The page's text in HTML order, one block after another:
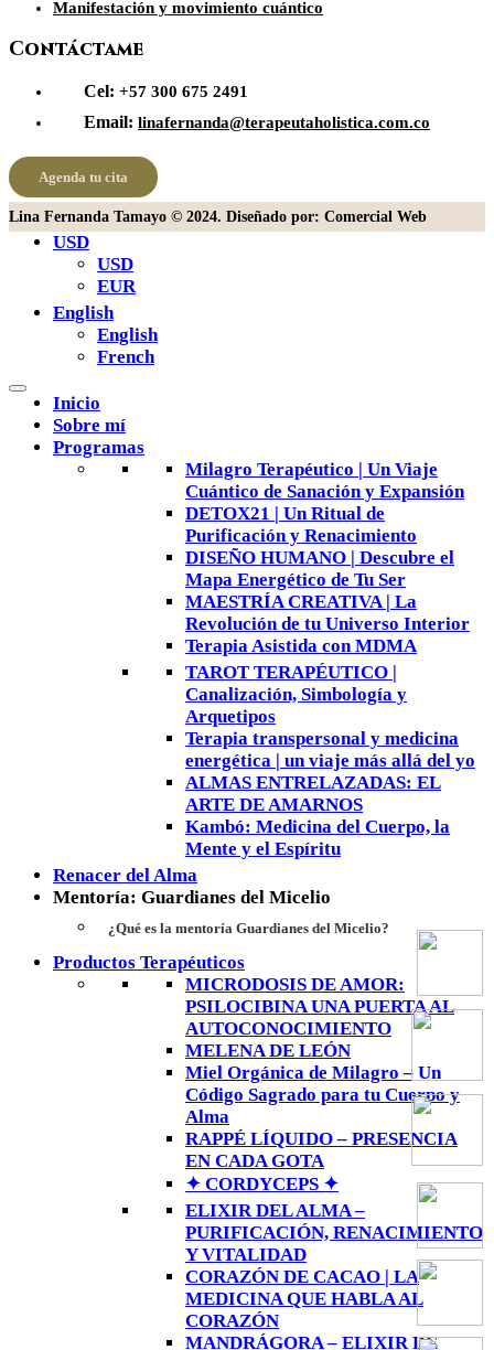
Manifestación y movimiento cuántico
Contáctame
Cel: +57 300 675 2491
Email: linafernanda@terapeutaholistica.com.co
Agenda tu cita
Lina Fernanda Tamayo © 2024. Diseñado por: Comercial Web
USD
USD
EUR
English
English
French
Inicio
Sobre mí
Programas
Milagro Terapéutico | Un Viaje
Cuántico de Sanación y Expansión
DETOX21 | Un Ritual de
Purificación y Renacimiento
DISEÑO HUMANO | Descubre el
Mapa Energético de Tu Ser
MAESTRÍA CREATIVA | La
Revolución de tu Universo Interior
Terapia Asistida con MDMA
TAROT TERAPÉUTICO |
Canalización, Simbología y
Arquetipos
Terapia transpersonal y medicina
energética | un viaje más allá del yo
ALMAS ENTRELAZADAS: EL
ARTE DE AMARNOS
Kambó: Medicina del Cuerpo, la
Mente y el Espíritu
Renacer del Alma
Mentoría: Guardianes del Micelio
¿Qué es la mentoría Guardianes del Micelio?
Productos Terapéuticos
MICRODOSIS DE AMOR:
PSILOCIBINA UNA PUERTA AL
AUTOCONOCIMIENTO
MELENA DE LEÓN
Miel Orgánica de Milagro – Un
Código Sagrado para tu Cuerpo y
Alma
RAPPÉ LÍQUIDO – PRESENCIA
EN CADA GOTA
✦ CORDYCEPS ✦
ELIXIR DEL ALMA –
PURIFICACIÓN, RENACIMIENTO
Y VITALIDAD
CORAZÓN DE CACAO | LA
MEDICINA QUE HABLA AL
CORAZÓN
MANDRÁGORA – ELIXIR DE